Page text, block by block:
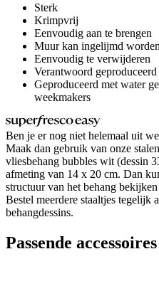
Sterk
Krimpvrij
Eenvoudig aan te brengen
Muur kan ingelijmd
Eenvoudig te verwijderen
Verantwoord geproduceerd
Geproduceerd met water
weekmakers
Ben je er nog niet helemaal uit
Maak dan gebruik van onze
vliesbehang bubbles wit (dessin
afmeting van 14 x 20 cm. Dan
structuur van het behang
Bestel meerdere staaltjes tegelijk
behangdessins.
Passende accessoires